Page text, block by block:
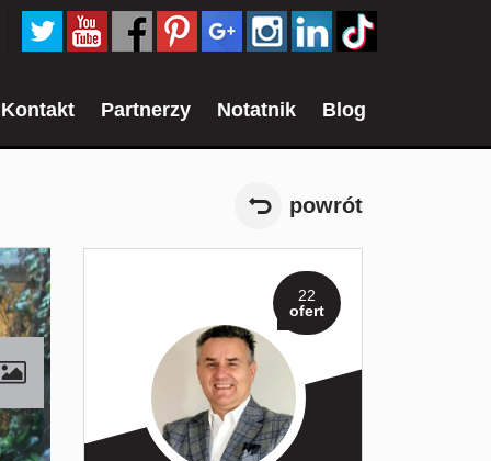
Kontakt Partnerzy Notatnik Blog
powrót
22
ofert